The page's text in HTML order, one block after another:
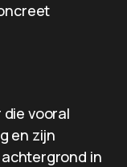
die vooral
en zijn
in